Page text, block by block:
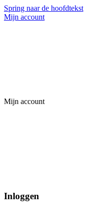
Spring naar de hoofdtekst
Mijn account
Mijn account
Inloggen